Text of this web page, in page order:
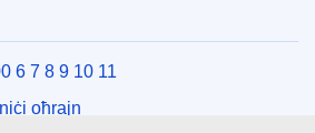
6 7 8 9 10 11
oħrajn